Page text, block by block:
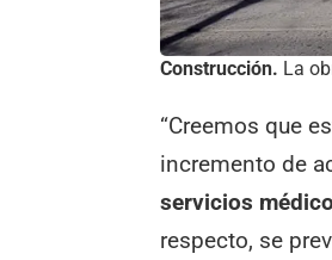
Construcción. La
“Creemos que
incremento de
servicios
respecto, se